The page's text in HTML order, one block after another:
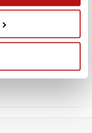
Filou - De Kat in de Zak